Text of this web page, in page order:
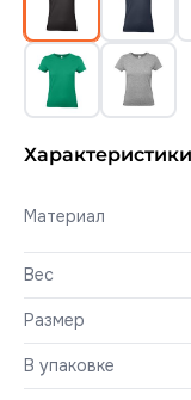
Характеристики
Материал
Вес
Размер
В упаковке